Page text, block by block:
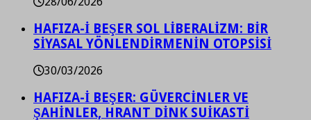
HAFIZA-İ BEŞER SOL LİBERALİZM: BİR
SİYASAL YÖNLENDİRMENİN OTOPSİSİ
30/03/2026
HAFIZA-İ BEŞER: GÜVERCİNLER VE
ŞAHİNLER, HRANT DİNK SUİKASTİ